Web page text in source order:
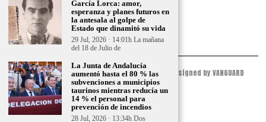
Aviso legal
Politica de privacidad
Politica de condiciones
© 2023 - ESPACIO ANDALUZ - All Rights Reserved. Designed by VANGUARD
PEAK
García Lorca: amor,
esperanza y planes futuros en
la antesala al golpe de
Estado que dinamitó su vida
29 Jul, 2026 · 14:01h La mañana
del 18 de Julio de
La Junta de Andalucía
aumentó hasta el 80 % las
subvenciones a municipios
taurinos mientras reducía un
14 % el personal para
prevención de incendios
28 Jul, 2026 · 13:34h Dos